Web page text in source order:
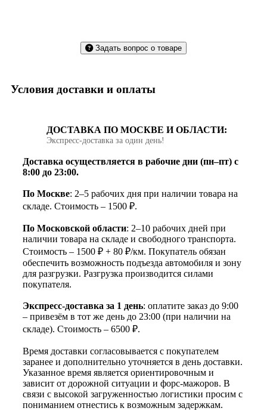
Задать вопрос о товаре
Условия доставки и оплаты
ДОСТАВКА ПО МОСКВЕ И ОБЛАСТИ:
Экспресс‑доставка за один день!
Доставка осуществляется в рабочие дни (пн–пт) с
8:00 до 23:00.
По Москве: 2–5 рабочих дня при наличии товара на
складе. Стоимость – 1500 ₽.
По Московской области: 2–10 рабочих дней при
наличии товара на складе и свободного транспорта.
Стоимость – 1500 ₽ + 80 ₽/км. Покупатель обязан
обеспечить возможность подъезда автомобиля и зону
для разгрузки. Разгрузка производится силами
покупателя.
Экспресс-доставка за 1 день: оплатите заказ до 9:00
– привезём в тот же день до 23:00 (при наличии на
складе). Стоимость – 6500 ₽.
Время доставки согласовывается с покупателем
заранее и дополнительно уточняется в день доставки.
Указанное время является ориентировочным и
зависит от дорожной ситуации и форс-мажоров. В
связи с высокой загруженностью логистики просим с
пониманием отнестись к возможным задержкам.